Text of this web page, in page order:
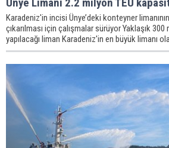
Ünye Limanı 2.2 milyon TEU
Karadeniz'in incisi Ünye’deki konteyner
çıkarılması için çalışmalar sürüyor Yaklaşık 300
yapılacağı liman Karadeniz'in en büyük limanı